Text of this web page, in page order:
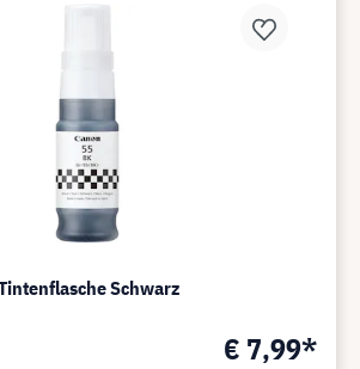
Schwarz
€ 7,99*